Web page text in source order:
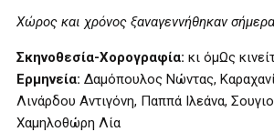
Χώρος και χρόνος ξαναγεννήθηκαν
Σκηνοθεσία-Χορογραφία: κι όμΩς
Ερμηνεία: Δαμόπουλος Νώντας,
Λινάρδου Αντιγόνη, Παππά Ιλεάνα,
Χαμηλοθώρη Λία